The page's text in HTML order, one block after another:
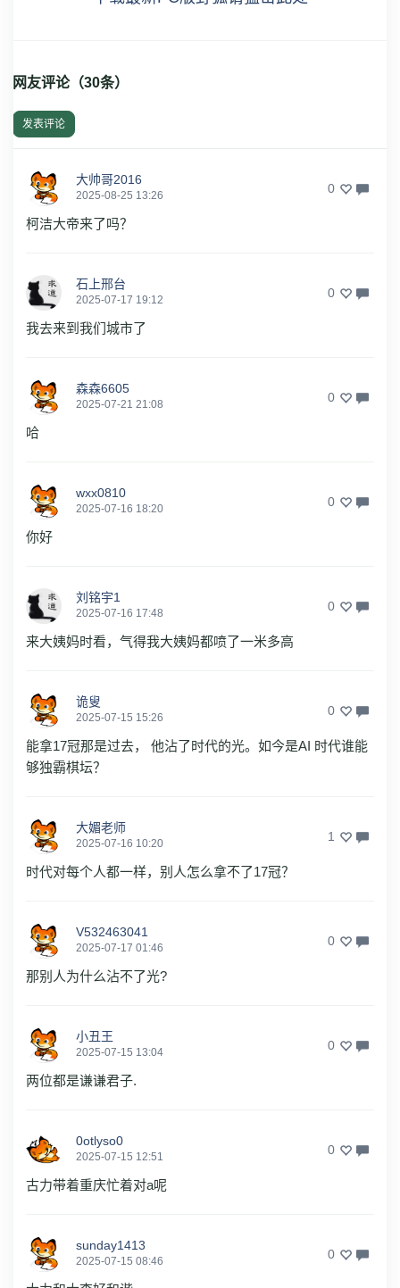
网友评论（30条）
发表评论
大帅哥2016
2025-08-25 13:26 0
柯洁大帝来了吗？
石上邢台
2025-07-17 19:12 0
我去来到我们城市了
森森6605
2025-07-21 21:08 0
哈
wxx0810
2025-07-16 18:20 0
你好
刘铭宇1
2025-07-16 17:48 0
来大姨妈时看，气得我大姨妈都喷了一米多高
诡叟
2025-07-15 15:26 0
能拿17冠那是过去， 他沾了时代的光。如今是AI 时代谁能
够独霸棋坛？
大媚老师
2025-07-16 10:20 1
时代对每个人都一样，别人怎么拿不了17冠？
V532463041
2025-07-17 01:46 0
那别人为什么沾不了光?
小丑王
2025-07-15 13:04 0
两位都是谦谦君子.
0otlyso0
2025-07-15 12:51 0
古力带着重庆忙着对a呢
sunday1413
2025-07-15 08:46 0